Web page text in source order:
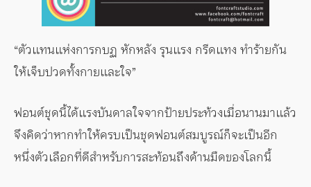
“ตัวแทนแห่งการกบฏ หักหลัง รุนแรง กรีดแทง ทำร้ายกัน
ให้เจ็บปวดทั้งกายและใจ”
ฟอนต์ชุดนี้ได้แรงบันดาลใจจากป้ายประท้วงเมื่อนานมาแล้ว
จึงคิดว่าหากทำให้ครบเป็นชุดฟอนต์สมบูรณ์ก็จะเป็นอีก
หนึ่งตัวเลือกที่ดีสำหรับการสะท้อนถึงด้านมืดของโลกนี้